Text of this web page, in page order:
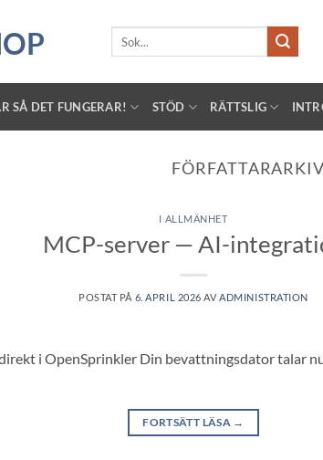
SÅ DET FUNGERAR! STÖD RÄTTSLIG
I ALLMÄNHET
MCP-server — AI-
POSTAT PÅ 6. APRIL 2026 AVADMINISTRATION
i OpenSprinkler Din bevattningsdator talar
FORTSÄTT LÄSA →